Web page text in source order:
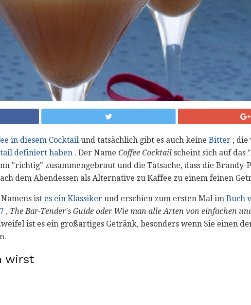
in diesem Cocktail und tatsächlich gibt es auch keine Bitter , die
definiert haben . Der Name Coffee Cocktail scheint sich auf das
"richtig" zusammengebraut und die Tatsache, dass die Brandy-
dem Abendessen als Alternative zu Kaffee zu einem feinen
ist es ein Klassiker und erschien zum ersten Mal im Buch
, The Bar-Tender's Guide oder Wie man alle Arten von einfachen
ist es ein großartiges Getränk, besonders wenn Sie einen
wirst